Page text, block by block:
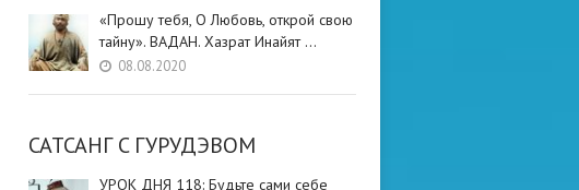
«Прошу тебя, О Любовь, открой свою
тайну». ВАДАН. Хазрат Инайят …
08.08.2020
САТСАНГ C ГУРУДЭВОМ
УРОК ДНЯ 118: Будьте cами cебе